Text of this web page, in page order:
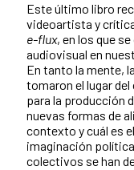
Este último libro
videoartista y
e-flux, en los que
audiovisual en
En tanto la mente,
tomaron el lugar
para la producción
nuevas formas de
contexto y cuál es
imaginación
colectivos se han